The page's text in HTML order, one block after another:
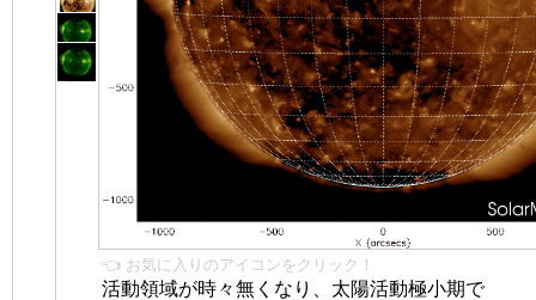
👈 お気に入りのアイコンをクリック！
活動領域が時々無くなり、太陽活動極小期で